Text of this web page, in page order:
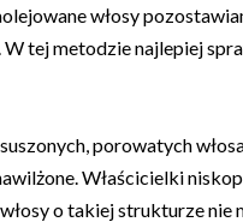
włosy
tej metodzie najlepiej
porowatych
Właścicielki
o takiej strukturze nie